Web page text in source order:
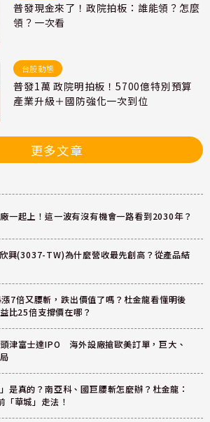
普發現金來了！政院拍板：誰能領？怎麼
領？一次看
台股動態
普發1萬 政院明拍板！5700億特別預算
產業升級＋國防強化一次到位
更多文章
一起上！這一波有沒有機會一路看到2030年？
興(3037-TW)為什麼營收最先創高？從產品結
7倍又腰斬，跌出價值了嗎？杜金龍看懂明後
比25倍支撐價在哪？
津富士達IPO 海外設廠搶歐美訂單，巨大、
是真的？南亞科、國巨腰斬怎麼辦？杜金龍：
「華城」走法！